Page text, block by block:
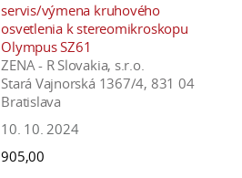
servis/výmena kruhového
osvetlenia k stereomikroskopu
Olympus SZ61
ZENA - R Slovakia, s.r.o.
Stará Vajnorská 1367/4, 831 04
Bratislava
10. 10. 2024
905,00